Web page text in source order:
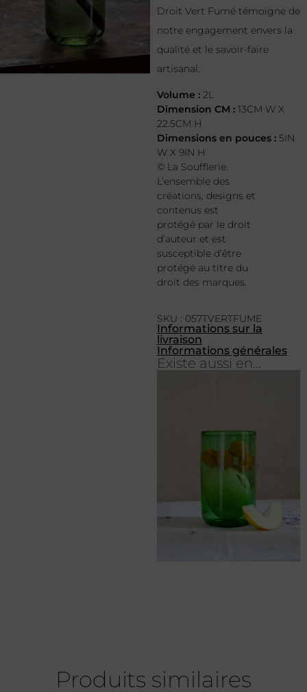
Droit Vert Fumé témoigne de
notre engagement envers la
qualité et le savoir-faire
artisanal.
Volume : 2L
Dimension CM : 13CM W X
22.5CM H
Dimensions en pouces : 5IN
W X 9IN H
© La Soufflerie.
L’ensemble des
créations, designs et
contenus est
protégé par le droit
d’auteur et est
susceptible d’être
protégé au titre du
droit des marques.
SKU : 057TVERTFUME
Informations sur la
livraison
Informations générales
Existe aussi en...
Produits similaires